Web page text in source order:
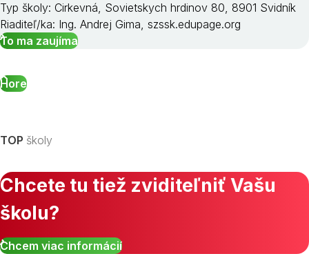
Typ školy: Cirkevná, Sovietskych hrdinov 80, 8901 Svidník
Riaditeľ/ka: Ing. Andrej Gima, szssk.edupage.org
To ma zaujíma
Hore
TOP školy
Chcete tu tiež zviditeľniť Vašu
školu?
Chcem viac informácií